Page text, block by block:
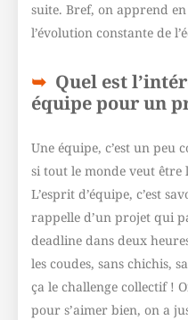
suite. Bref, on apprend
l’évolution constante de
Quel est
équipe pour un
Une équipe, c’est un peu
si tout le monde veut être
L’esprit d’équipe, c’est
rappelle d’un projet qui
deadline dans deux
les coudes, sans chichis,
ça le challenge collectif !
pour s’aimer bien, on a